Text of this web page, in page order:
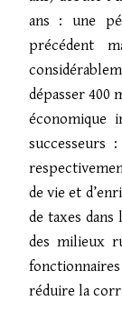
ans : une
précédent
dépasser 400
économique
successeurs
de vie et
de taxes
des milieux
réduire la